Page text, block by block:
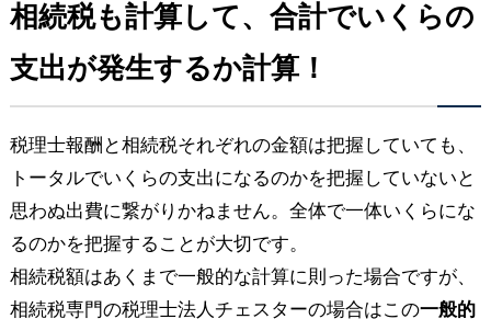
相続税も計算して、合計でいくらの
支出が発生するか計算！
税理士報酬と相続税それぞれの金額は把握していても、
トータルでいくらの支出になるのかを把握していないと
思わぬ出費に繋がりかねません。全体で一体いくらにな
るのかを把握することが大切です。
相続税額はあくまで一般的な計算に則った場合ですが、
相続税専門の税理士法人チェスターの場合はこの一般的